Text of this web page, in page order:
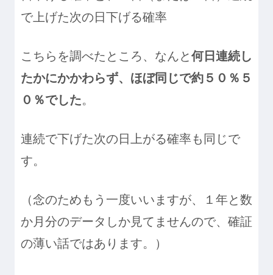
で上げた次の日下げる確率
こちらを調べたところ、なんと何日連続し
たかにかかわらず、ほぼ同じで約５０％５
０％でした。
連続で下げた次の日上がる確率も同じで
す。
（念のためもう一度いいますが、１年と数
か月分のデータしか見てませんので、確証
の薄い話ではあります。）